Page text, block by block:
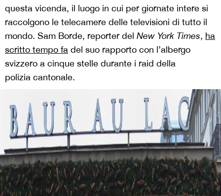
questa vicenda, il luogo in cui per giornate intere si
raccolgono le telecamere delle televisioni di tutto il
mondo. Sam Borde, reporter del New York Times, ha
scritto tempo fa del suo rapporto con l’albergo
svizzero a cinque stelle durante i raid della
polizia cantonale.